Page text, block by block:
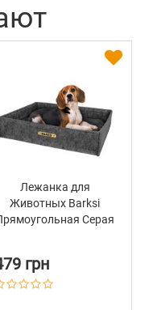
Лежанка для
Животных Barksi
Серая
грн